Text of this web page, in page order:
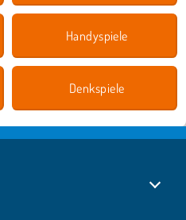
Handyspiele
Denkspiele